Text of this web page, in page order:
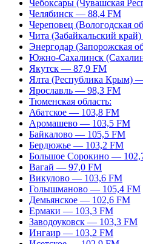
Чебоксары (Чувашская
Челябинск — 88,4 FM
Череповец (Вологодская
Чита (Забайкальский
Энергодар (Запорожская
Южно-Сахалинск
Якутск — 87,9 FM
Ялта (Республика Крым)
Ярославль — 98,3 FM
Тюменская область:
Абатское — 103,8 FM
Аромашево — 103,5 FM
Байкалово — 105,5 FM
Бердюжье — 103,2 FM
Большое Сорокино —
Вагай — 97,0 FM
Викулово — 103,6 FM
Голышманово — 105,4 FM
Демьянское — 102,6 FM
Ермаки — 103,3 FM
Заводоуковск — 103,3 FM
Ингаир — 103,2 FM